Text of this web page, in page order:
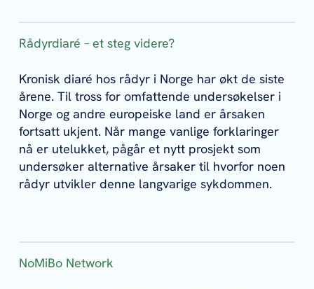
Rådyrdiaré – et steg videre?
Kronisk diaré hos rådyr i Norge har økt de siste
årene. Til tross for omfattende undersøkelser i
Norge og andre europeiske land er årsaken
fortsatt ukjent. Når mange vanlige forklaringer
nå er utelukket, pågår et nytt prosjekt som
undersøker alternative årsaker til hvorfor noen
rådyr utvikler denne langvarige sykdommen.
NoMiBo Network